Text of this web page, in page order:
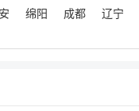
绵阳 成都
辽宁